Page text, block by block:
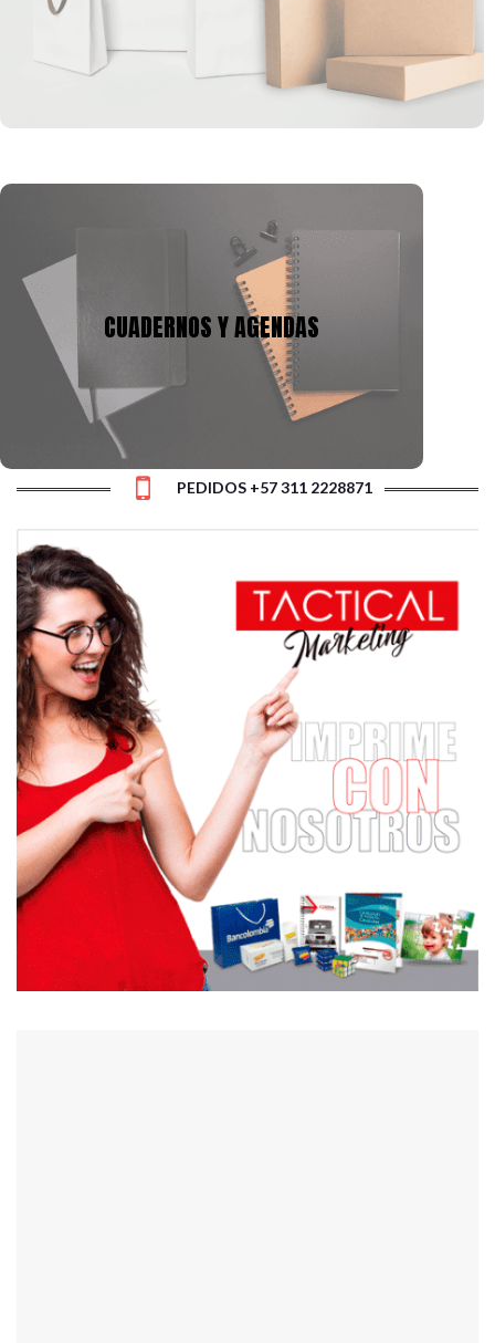
formas, que se pueden ajustar a la imagen corporativa de tu
CUADERNOS Y AGENDAS
CUADERNOS Y AGENDAS
Tenemos mas de 10 años en la fabricación de
cuadernos y agendas, podemos adecuarnos a tu
presupuesto y a la necesidad, con gran variedad de
tamaños, cantidad de hojas y materiales.
PEDIDOS +57 311 2228871